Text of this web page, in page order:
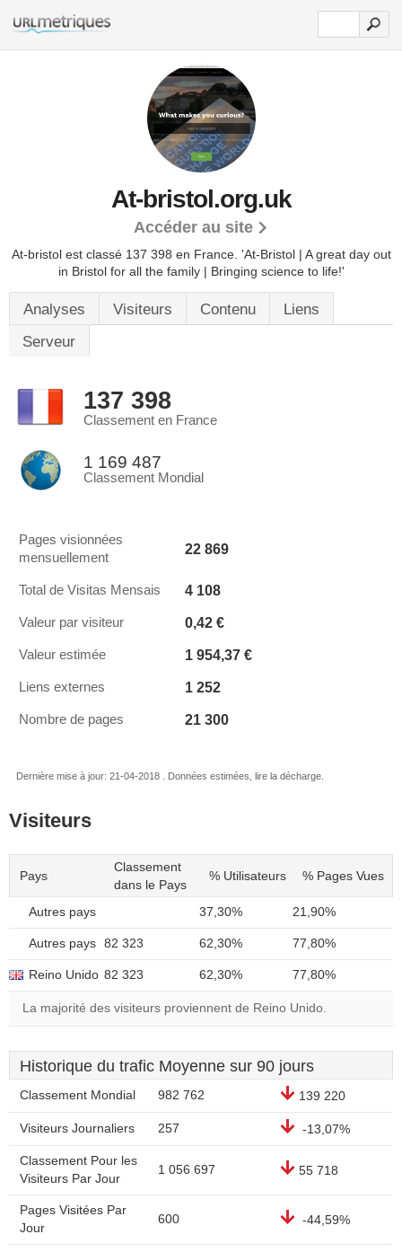
At-bristol.org.uk
Accéder au site
At-bristol est classé 137 398 en France. 'At-Bristol | A great day out
in Bristol for all the family | Bringing science to life!'
Analyses Visiteurs Contenu
Liens
Serveur
137 398
Classement en France
1 169 487
Classement Mondial
Pages visionnées
mensuellement
22 869
Total de Visitas Mensais 4 108
Valeur par visiteur 0,42 €
Valeur estimée 1 954,37 €
Liens externes 1 252
Nombre de pages 21 300
Dernière mise à jour: 21-04-2018 . Données estimées, lire la décharge.
Visiteurs
Pays
Classement
dans le Pays
% Utilisateurs % Pages Vues
Autres pays 37,30% 21,90%
Autres pays 82 323 62,30% 77,80%
Reino Unido 82 323 62,30% 77,80%
La majorité des visiteurs proviennent de Reino Unido.
Historique du trafic Moyenne sur 90 jours
Classement Mondial 982 762 139 220
Visiteurs Journaliers 257 -13,07%
Classement Pour les
Visiteurs Par Jour
1 056 697 55 718
Pages Visitées Par
Jour
600 -44,59%